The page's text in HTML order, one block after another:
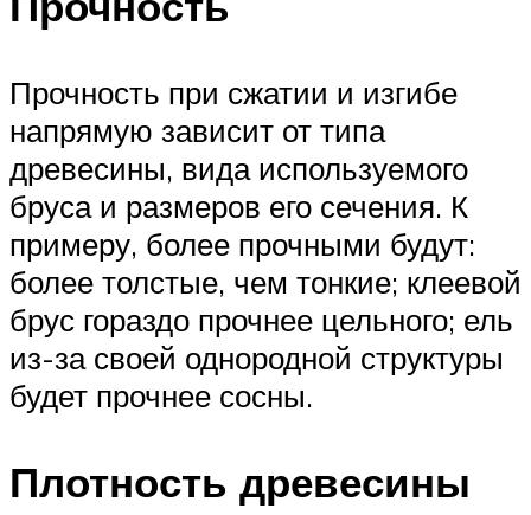
Прочность при сжатии и изгибе
напрямую зависит от типа
древесины, вида используемого
бруса и размеров его сечения. К
примеру, более прочными будут:
более толстые, чем тонкие; клеевой
брус гораздо прочнее цельного; ель
из-за своей однородной структуры
будет прочнее сосны.
Плотность древесины